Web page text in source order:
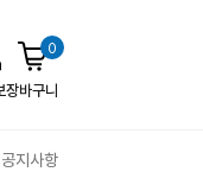
0
장바구니
공지사항